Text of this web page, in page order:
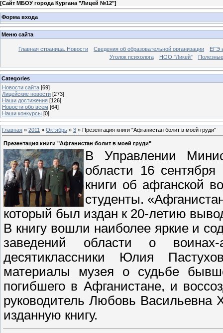
[Сайт МБОУ города Кургана "Лицей №12"]
Форма входа
Меню сайта
Главная страница. Новости Сведения об образовательной организации
ЕГЭ
Уголок психолога
НОО "Ликей"
Categories
Новости сайта [69]
Лицейские новости [273]
Наши достижения [126]
Новости обо всем [64]
Наши конкурсы [0]
Главная » 2011 » Октябрь » 3 » Презентация книги "Афганистан болит в моей груди"
Презентация книги "Афганистан болит в моей груди"
В Управлении
области 16 сентября
книги об афганской
студенты.
который был издан к 20-летию
В книгу вошли наиболее яркие и
заведений области о
десятиклассники Юлия
материалы музея о судьбе
погибшего в Афганистане, и
руководитель Любовь Васильевна
изданную книгу.